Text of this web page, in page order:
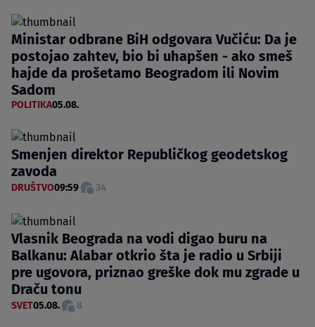
Ministar odbrane BiH odgovara Vučiću: Da je
postojao zahtev, bio bi uhapšen - ako smeš
hajde da prošetamo Beogradom ili Novim
Sadom
POLITIKA05.08.
Smenjen direktor Republičkog geodetskog
zavoda
DRUŠTVO09:59 34
Vlasnik Beograda na vodi digao buru na
Balkanu: Alabar otkrio šta je radio u Srbiji
pre ugovora, priznao greške dok mu zgrade u
Draču tonu
SVET05.08. 8